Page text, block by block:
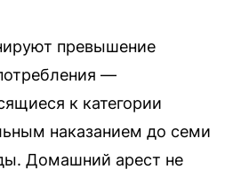
превышение
—
к категории
наказанием до семи
Домашний арест не